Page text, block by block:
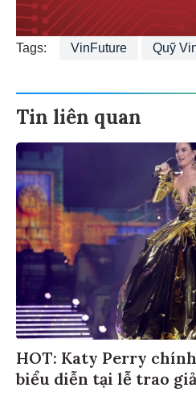
Tags: VinFuture Quỹ
Tin liên quan
HOT: Katy Perry
biểu diễn tại lễ trao